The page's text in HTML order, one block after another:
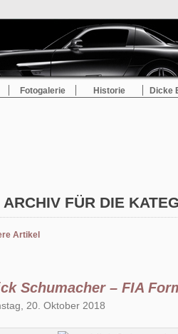
Fotogalerie Historie Dicke
ARCHIV FÜR DIE
Artikel
Schumacher – FIA
20. Oktober 2018